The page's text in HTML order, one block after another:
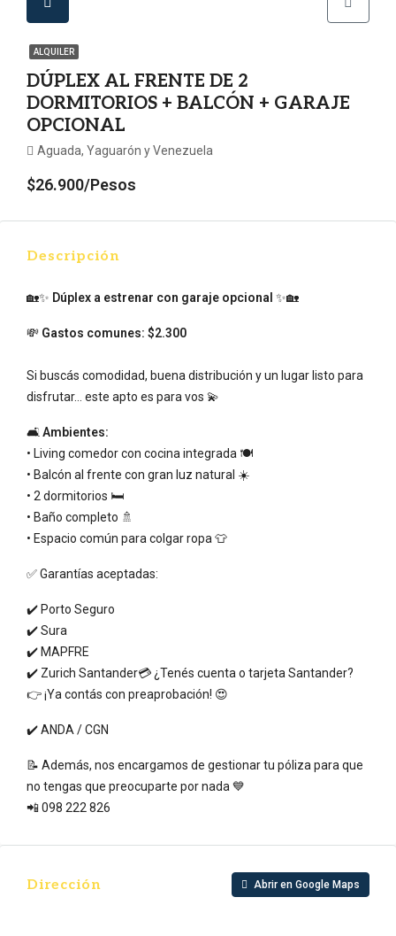
ALQUILER
DÚPLEX AL FRENTE DE 2
DORMITORIOS + BALCÓN + GARAJE
OPCIONAL
Aguada, Yaguarón y Venezuela
$26.900/Pesos
Descripción
🏡✨ Dúplex a estrenar con garaje opcional ✨🏡
💸 Gastos comunes: $2.300
Si buscás comodidad, buena distribución y un lugar listo para
disfrutar… este apto es para vos 💫
🛋️ Ambientes:
• Living comedor con cocina integrada 🍽️
• Balcón al frente con gran luz natural ☀️
• 2 dormitorios 🛏️
• Baño completo 🚿
• Espacio común para colgar ropa 👕
✅ Garantías aceptadas:
✔️ Porto Seguro
✔️ Sura
✔️ MAPFRE
✔️ Zurich Santander💳 ¿Tenés cuenta o tarjeta Santander?
👉 ¡Ya contás con preaprobación! 😍
✔️ ANDA / CGN
📝 Además, nos encargamos de gestionar tu póliza para que
no tengas que preocuparte por nada 💙
📲 098 222 826
Dirección Abrir en Google Maps